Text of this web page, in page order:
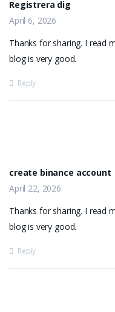
Registrera dig
April 6, 2026
Thanks for sharing. I read
blog is very good.
Reply
create binance account
April 22, 2026
Thanks for sharing. I read
blog is very good.
Reply